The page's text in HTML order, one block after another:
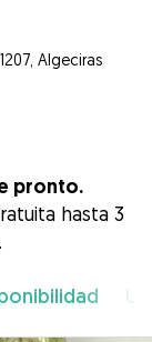
Algeciras
pronto.
hasta 3